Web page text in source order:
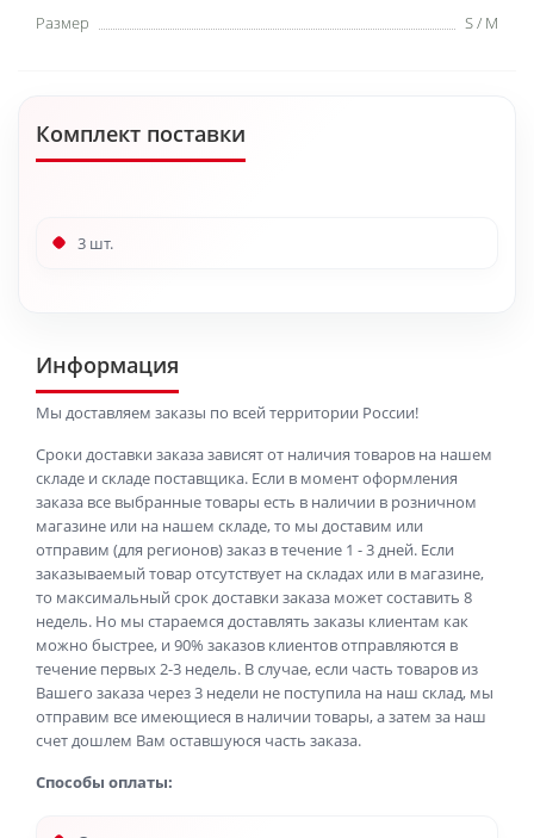
Размер S / M
Комплект поставки
3 шт.
Информация
Мы доставляем заказы по всей территории России!
Сроки доставки заказа зависят от наличия товаров на нашем
складе и складе поставщика. Если в момент оформления
заказа все выбранные товары есть в наличии в розничном
магазине или на нашем складе, то мы доставим или
отправим (для регионов) заказ в течение 1 - 3 дней. Если
заказываемый товар отсутствует на складах или в магазине,
то максимальный срок доставки заказа может составить 8
недель. Но мы стараемся доставлять заказы клиентам как
можно быстрее, и 90% заказов клиентов отправляются в
течение первых 2-3 недель. В случае, если часть товаров из
Вашего заказа через 3 недели не поступила на наш склад, мы
отправим все имеющиеся в наличии товары, а затем за наш
счет дошлем Вам оставшуюся часть заказа.
Способы оплаты: